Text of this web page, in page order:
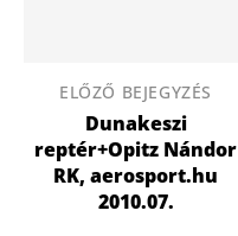
ELŐZŐ BEJEGYZÉS
Dunakeszi
reptér+Opitz Nándor
RK, aerosport.hu
2010.07.